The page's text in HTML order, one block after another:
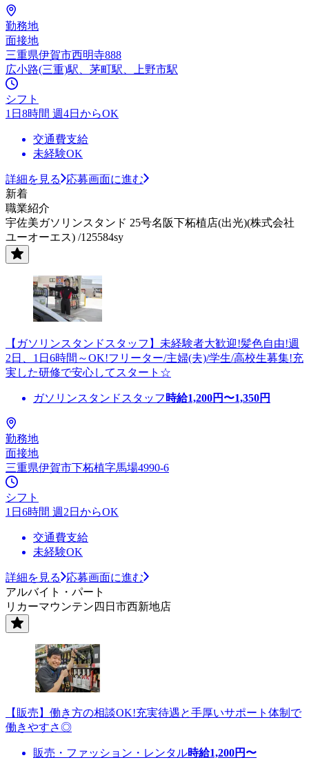
勤務地
面接地
三重県伊賀市西明寺888
広小路(三重)駅、茅町駅、上野市駅
シフト
1日8時間 週4日からOK
交通費支給
未経験OK
詳細を見る
応募画面に進む
新着
職業紹介
宇佐美ガソリンスタンド 25号名阪下柘植店(出光)(株式会社
ユーオーエス) /125584sy
【ガソリンスタンドスタッフ】未経験者大歓迎!髪色自由!週
2日、1日6時間～OK!フリーター/主婦(夫)/学生/高校生募集!充
実した研修で安心してスタート☆
ガソリンスタンドスタッフ 時給1,200円〜1,350円
勤務地
面接地
三重県伊賀市下柘植字馬場4990-6
シフト
1日6時間 週2日からOK
交通費支給
未経験OK
詳細を見る
応募画面に進む
アルバイト・パート
リカーマウンテン四日市西新地店
【販売】働き方の相談OK!充実待遇と手厚いサポート体制で
働きやすさ◎
販売・ファッション・レンタル時給1,200円〜